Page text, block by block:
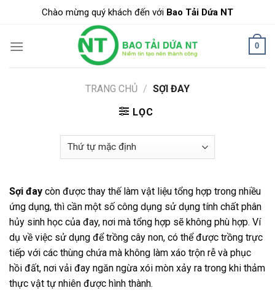
Chào mừng quý khách đến với Bao Tải Dứa NT
0
TRANG CHỦ / SỢI ĐAY
LỌC
Sợi đay còn được thay thế làm vật liệu tổng hợp trong nhiều
ứng dụng, thì cần một số công dụng sử dụng tính chất phân
hủy sinh học của đay, nơi mà tổng hợp sẽ không phù hợp. Ví
dụ về việc sử dụng để trồng cây non, có thể được trồng trực
tiếp với các thùng chứa mà không làm xáo trộn rễ và phục
hồi đất, nơi vải đay ngăn ngừa xói mòn xảy ra trong khi thảm
thực vật tự nhiên được hình thành.